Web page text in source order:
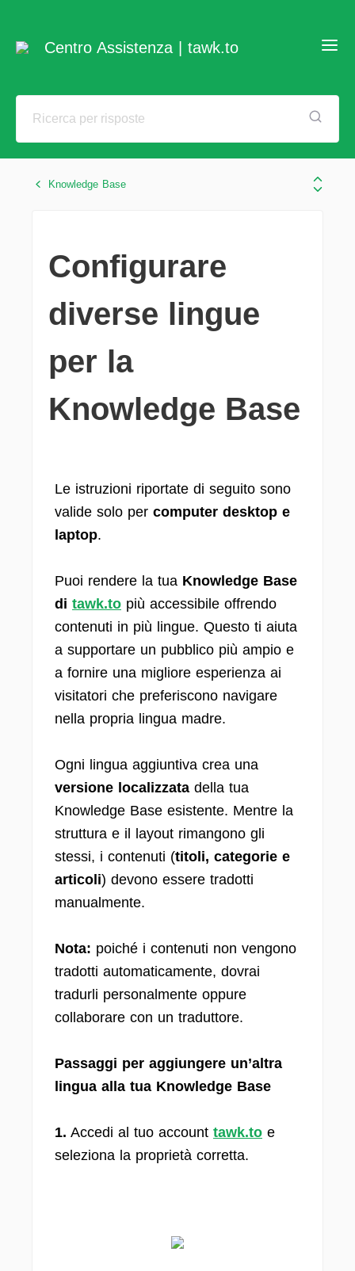
Centro Assistenza | tawk.to
Knowledge Base
Configurare
diverse lingue
per la
Knowledge Base
Le istruzioni riportate di seguito sono
valide solo per computer desktop e
laptop.
Puoi rendere la tua Knowledge Base
di tawk.to più accessibile offrendo
contenuti in più lingue. Questo ti aiuta
a supportare un pubblico più ampio e
a fornire una migliore esperienza ai
visitatori che preferiscono navigare
nella propria lingua madre.
Ogni lingua aggiuntiva crea una
versione localizzata della tua
Knowledge Base esistente. Mentre la
struttura e il layout rimangono gli
stessi, i contenuti (titoli, categorie e
articoli) devono essere tradotti
manualmente.
Nota: poiché i contenuti non vengono
tradotti automaticamente, dovrai
tradurli personalmente oppure
collaborare con un traduttore.
Passaggi per aggiungere un’altra
lingua alla tua Knowledge Base
1. Accedi al tuo account tawk.to e
seleziona la proprietà corretta.